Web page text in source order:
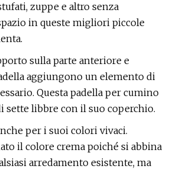
zuppe e altro senza
in queste migliori piccole
sulla parte anteriore e
aggiungono un elemento di
Questa padella per cumino
sette libbre con il suo coperchio.
per i suoi colori vivaci.
il colore crema poiché si abbina
arredamento esistente, ma